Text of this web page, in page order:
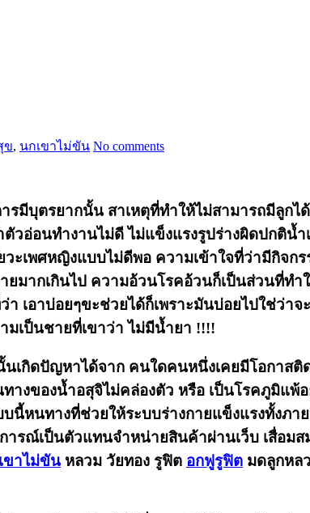
ข, นกเขาไม่ขัน No comments
รมีบุตรยากนั้น สาเหตุที่ทำให้ไม่สามารถมีลูก
วอ่อนทำงานไม่ดี ไม่แข็งแรงรูปร่างผิดปกติน้
วะเพศหญิงแบบไม่ดีพอ ความเข้าใจที่ว่ามีกิจ
มากเกินไป ความอ้วนโรคอ้วนก็เป็นส่วนที่ทำ
เอาบ่อยๆขะช่วยได้ก็เพราะมันบ่อยไปใช่ว่าจ
มเป็นชายที่เขาว่า ไม่มีน้ำยา !!!!
กิดปัญหาได้จาก คนใดคนหนึ่งเคยมีโอกาสติ
งของน้ำอสุจิไม่คล่องตัว หรือ เป็นโรคภูมิแพ้
หนทางที่ช่วยให้ระบบร่างกายแข็งแรงทั้งภา
ณ์เป็นตัวแทนจำหน่ายสินค้าผ่านเว็บ เสื่อมส
ขาไม่ขัน หลวม วัยทอง รูฟิต อกฟูรูฟิต มดลูกหล